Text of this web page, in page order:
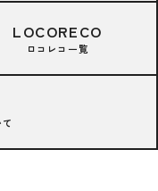
LOCORECO
ロコレコ一覧